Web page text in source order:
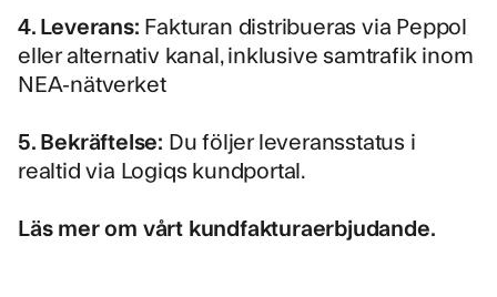
4. Leverans: Fakturan distribueras via Peppol
eller alternativ kanal, inklusive samtrafik inom
NEA-nätverket
5. Bekräftelse: Du följer leveransstatus i
realtid via Logiqs kundportal.
Läs mer om vårt kundfakturaerbjudande.